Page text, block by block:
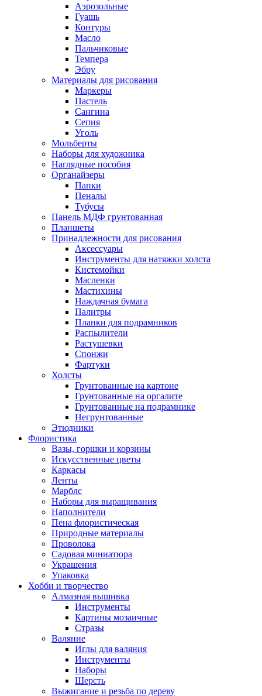
Аэрозольные
Гуашь
Контуры
Масло
Пальчиковые
Темпера
Эбру
Материалы для рисования
Маркеры
Пастель
Сангина
Сепия
Уголь
Мольберты
Наборы для художника
Наглядные пособия
Органайзеры
Папки
Пеналы
Тубусы
Панель МДФ грунтованная
Планшеты
Принадлежности для рисования
Аксессуары
Инструменты для натяжки холста
Кистемойки
Масленки
Мастихины
Наждачная бумага
Палитры
Планки для подрамников
Распылители
Растушевки
Спонжи
Фартуки
Холсты
Грунтованные на картоне
Грунтованные на оргалите
Грунтованные на подрамнике
Негрунтованные
Этюдники
Флористика
Вазы, горшки и корзины
Искусственные цветы
Каркасы
Ленты
Марблс
Наборы для выращивания
Наполнители
Пена флористическая
Природные материалы
Проволока
Садовая миниатюра
Украшения
Упаковка
Хобби и творчество
Алмазная вышивка
Инструменты
Картины мозаичные
Стразы
Валяние
Иглы для валяния
Инструменты
Наборы
Шерсть
Выжигание и резьба по дереву